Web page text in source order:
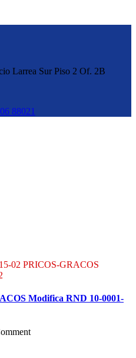
Larrea Sur Piso 2 Of. 2B
88021
02 PRICOS-GRACOS
Modifica RND 10-0001-